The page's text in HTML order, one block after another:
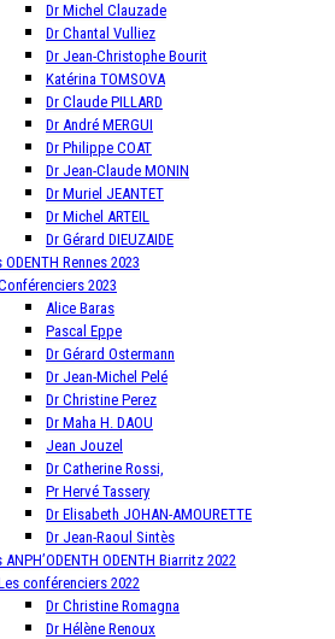
Dr Michel Clauzade
Dr Chantal Vulliez
Dr Jean-Christophe Bourit
Katérina TOMSOVA
Dr Claude PILLARD
Dr André MERGUI
Dr Philippe COAT
Dr Jean-Claude MONIN
Dr Muriel JEANTET
Dr Michel ARTEIL
Dr Gérard DIEUZAIDE
Rennes 2023
2023
Alice Baras
Pascal Eppe
Dr Gérard Ostermann
Dr Jean-Michel Pelé
Dr Christine Perez
Dr Maha H. DAOU
Jean Jouzel
Dr Catherine Rossi,
Pr Hervé Tassery
Dr Elisabeth JOHAN-AMOURETTE
Dr Jean-Raoul Sintès
ODENTH Biarritz 2022
conférenciers 2022
Dr Christine Romagna
Dr Hélène Renoux